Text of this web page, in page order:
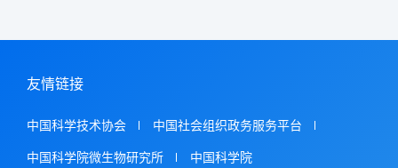
友情链接
中国科学技术协会 中国社会组织政务服务平台
中国科学院微生物研究所 中国科学院